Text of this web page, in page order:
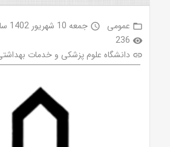
folder_open عمومی access_time جمعه 10 شهریور 1402 ساعت 14:22
visibility
236
link دانشگاه علوم پزشکی و خدمات